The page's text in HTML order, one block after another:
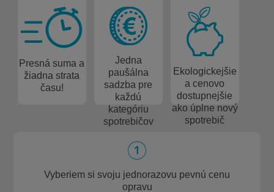
Presná suma a
žiadna strata
času!
Jedna
paušálna
sadzba pre
každú
kategóriu
spotrebičov
Ekologickejšie
a cenovo
dostupnejšie
ako úplne nový
spotrebič
Vyberiem si svoju jednorazovu pevnú cenu
opravu